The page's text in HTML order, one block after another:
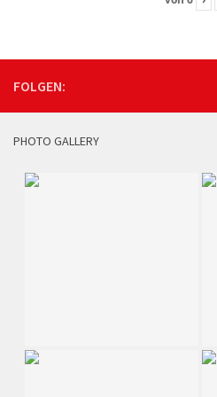
FOLGEN:
PHOTO GALLERY